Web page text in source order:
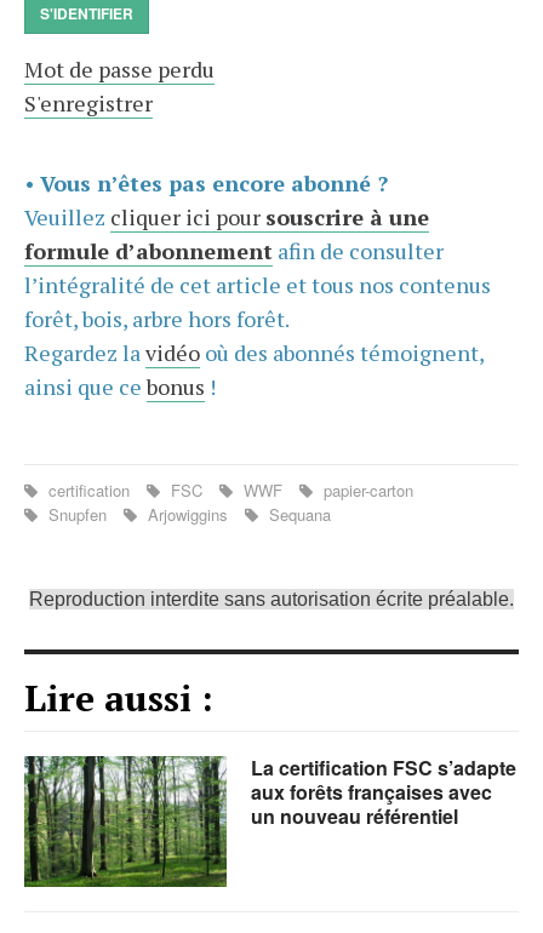
S'IDENTIFIER
Mot de passe perdu
S'enregistrer
• Vous n’êtes pas encore abonné ?
Veuillez cliquer ici pour souscrire à une
formule d’abonnement afin de consulter
l’intégralité de cet article et tous nos contenus
forêt, bois, arbre hors forêt.
Regardez lavidéo où des abonnés témoignent,
ainsi que cebonus !
certification FSC WWF
papier-carton
Snupfen
Arjowiggins Sequana
Reproduction interdite sans autorisation écrite préalable.
Lire aussi :
La certification FSC s’adapte
aux forêts françaises avec
un nouveau référentiel